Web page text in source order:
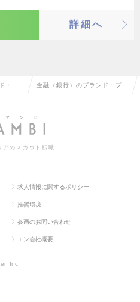
詳細へ
・プ 金融（銀行）のブランド・プロ
人情報一覧
アのスカウト転職
求人情報に関するポリシー
推奨環境
参画のお問い合わせ
エン会社概要
en Inc.